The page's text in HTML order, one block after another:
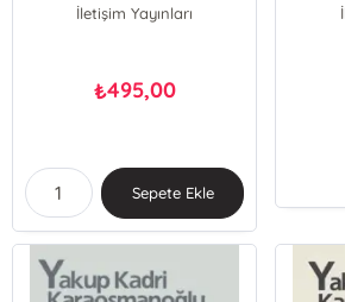
İletişim Yayınları
₺495,00
Sepete Ekle